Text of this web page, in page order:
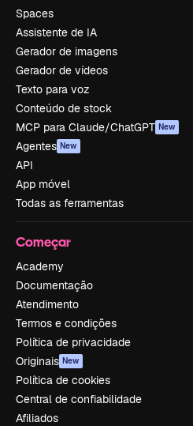
Spaces
Assistente de IA
Gerador de imagens
Gerador de vídeos
Texto para voz
Conteúdo de stock
MCP para Claude/ChatGPT New
Agentes New
API
App móvel
Todas as ferramentas
Começar
Academy
Documentação
Atendimento
Termos e condições
Política de privacidade
Originais New
Política de cookies
Central de confiabilidade
Afiliados